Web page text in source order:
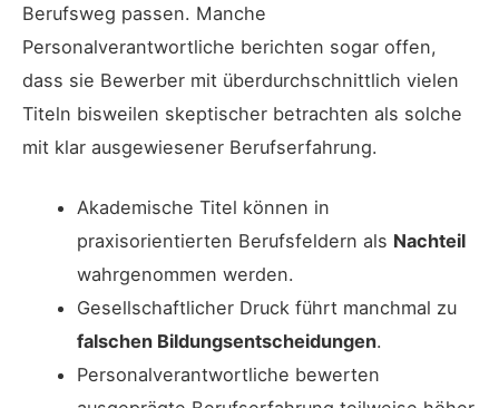
Berufsweg passen. Manche
Personalverantwortliche berichten sogar offen,
dass sie Bewerber mit überdurchschnittlich vielen
Titeln bisweilen skeptischer betrachten als solche
mit klar ausgewiesener Berufserfahrung.
Akademische Titel können in
praxisorientierten Berufsfeldern als Nachteil
wahrgenommen werden.
Gesellschaftlicher Druck führt manchmal zu
falschen Bildungsentscheidungen.
Personalverantwortliche bewerten